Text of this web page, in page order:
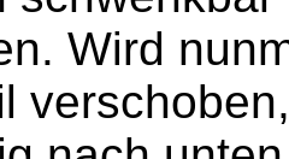
Wird